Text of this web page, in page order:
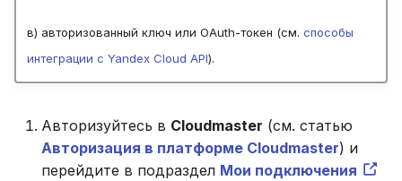
в) авторизованный ключ или OAuth-токен (см. способы
интеграции с Yandex Cloud API).
Авторизуйтесь в Cloudmaster (см. статью
Авторизация в платформе Cloudmaster) и
перейдите в подраздел Мои подключения